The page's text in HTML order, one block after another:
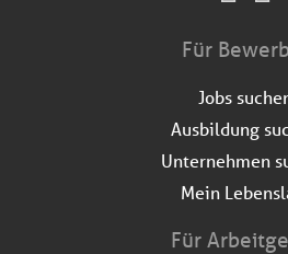
Für
Jobs
Ausbildung
Unternehmen
Mein
Für